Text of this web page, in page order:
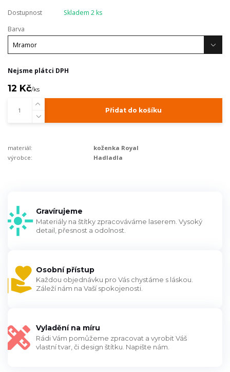
Dostupnost
Skladem 2 ks
Barva
Nejsme plátci DPH
12 Kč/ks
Přidat do košíku
materiál:
koženka Royal
výrobce:
Hadladla
Gravírujeme
Materiály na štítky zpracováváme laserem. Vysoký
detail, přesnost a odolnost.
Osobní přístup
Každou objednávku pro Vás chystáme s láskou.
Záleží nám na Vaší spokojenosti.
Vyladění na míru
Rádi Vám pomůžeme zpracovat a vyrobit Váš
vlastní tvar, či design štítku. Napište nám.